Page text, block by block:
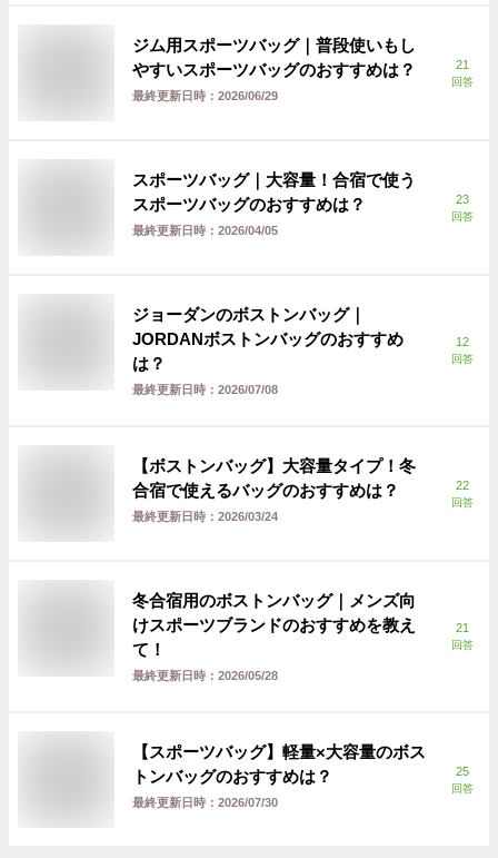
ジム用スポーツバッグ｜普段使いもし
やすいスポーツバッグのおすすめは？
最終更新日時： 2026/06/29
21
回答
スポーツバッグ｜大容量！合宿で使う
スポーツバッグのおすすめは？
最終更新日時： 2026/04/05
23
回答
ジョーダンのボストンバッグ｜
JORDANボストンバッグのおすすめ
は？
最終更新日時： 2026/07/08
12
回答
【ボストンバッグ】大容量タイプ！冬
合宿で使えるバッグのおすすめは？
最終更新日時： 2026/03/24
22
回答
冬合宿用のボストンバッグ｜メンズ向
けスポーツブランドのおすすめを教え
て！
最終更新日時： 2026/05/28
21
回答
【スポーツバッグ】軽量×大容量のボス
トンバッグのおすすめは？
最終更新日時： 2026/07/30
25
回答